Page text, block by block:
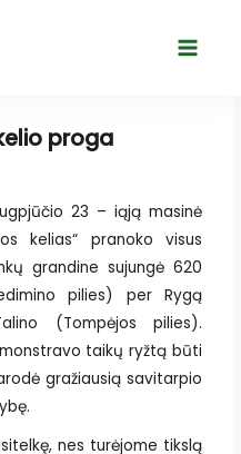
Main
proga
23 – iąją masinė
kelias“ pranoko visus
grandine sujungė 620
pilies) per Rygą
(Tompėjos pilies).
taikų ryžtą būti
gražiausią savitarpio
nes turėjome tikslą